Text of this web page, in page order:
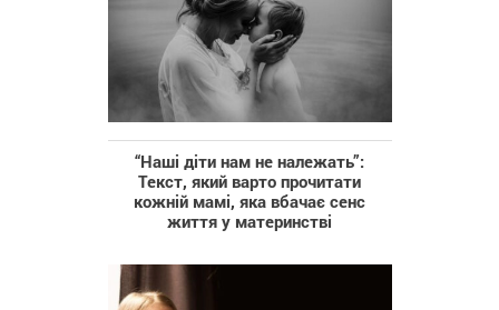
“Наші діти нам не належать”:
Текст, який варто прочитати
кожній мамі, яка вбачає сенс
життя у материнстві